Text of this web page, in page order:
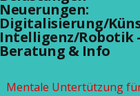
Neuerungen:
Digitalisierung/
Intelligenz/Robotik -
Beratung & Info
Mentale Untertützung